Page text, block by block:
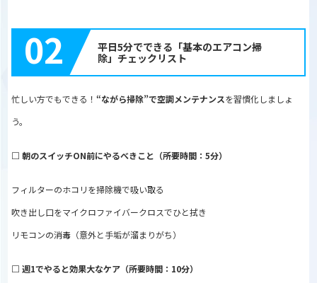
02
平日5分でできる「基本のエアコン掃
除」チェックリスト
忙しい方でもできる！“ながら掃除”で空調メンテナンスを習慣化しましょ
う。
□ 朝のスイッチON前にやるべきこと（所要時間：5分）
フィルターのホコリを掃除機で吸い取る
吹き出し口をマイクロファイバークロスでひと拭き
リモコンの消毒（意外と手垢が溜まりがち）
□ 週1でやると効果大なケア（所要時間：10分）